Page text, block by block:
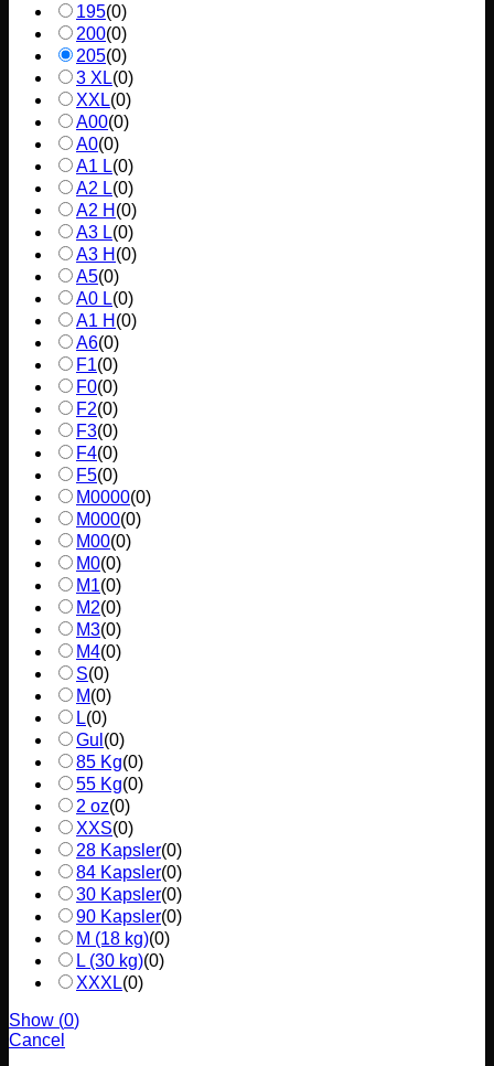
195(0)
200(0)
205(0)
3 XL(0)
XXL(0)
A00(0)
A0(0)
A1 L(0)
A2 L(0)
A2 H (0)
A3 L(0)
A3 H (0)
A5(0)
A0 L(0)
A1 H (0)
A6(0)
F1(0)
F0(0)
F2(0)
F3(0)
F4(0)
F5(0)
M0000(0)
M000(0)
M00(0)
M0(0)
M1(0)
M2(0)
M3(0)
M4(0)
S(0)
M(0)
L(0)
Gul (0)
85 Kg(0)
55 Kg(0)
2 oz(0)
XXS(0)
28 Kapsler(0)
84 Kapsler(0)
30 Kapsler(0)
90 Kapsler(0)
M (18 kg)(0)
L (30 kg)(0)
XXXL(0)
Show (0)
Cancel